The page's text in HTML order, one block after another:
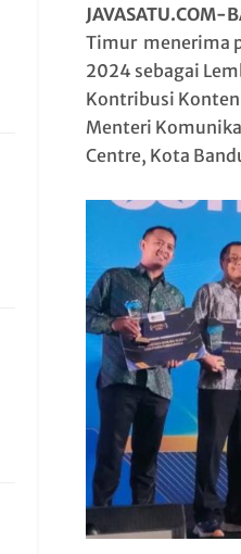
JAVASATU.COM-
Timur menerima
2024 sebagai
Kontribusi Konten
Menteri
Centre, Kota